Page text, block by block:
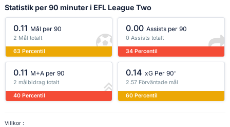
Statistik per 90 minuter i EFL League Two
0.11 Mål per 90
2 Mål totalt
63 Percentil
0.00 Assists per 90
0 Assists totalt
34 Percentil
0.11 M+A per 90
2 målbidrag totalt
40 Percentil
0.14 xG Per 90'
2.57 Förväntade mål
60 Percentil
Villkor :